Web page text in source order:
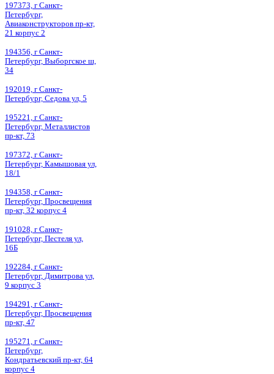
197373, г Санкт-
Петербург,
Авиаконструкторов пр-кт,
21 корпус 2
194356, г Санкт-
Петербург, Выборгское ш,
34
192019, г Санкт-
Петербург, Седова ул, 5
195221, г Санкт-
Петербург, Металлистов
пр-кт, 73
197372, г Санкт-
Петербург, Камышовая ул,
18/1
194358, г Санкт-
Петербург, Просвещения
пр-кт, 32 корпус 4
191028, г Санкт-
Петербург, Пестеля ул,
16Б
192284, г Санкт-
Петербург, Димитрова ул,
9 корпус 3
194291, г Санкт-
Петербург, Просвещения
пр-кт, 47
195271, г Санкт-
Петербург,
Кондратьевский пр-кт, 64
корпус 4